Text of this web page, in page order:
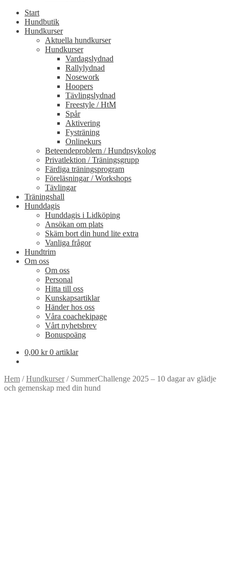
Start
Hundbutik
Hundkurser
Aktuella hundkurser
Hundkurser
Vardagslydnad
Rallylydnad
Nosework
Hoopers
Tävlingslydnad
Freestyle / HtM
Spår
Aktivering
Fysträning
Onlinekurs
Beteendeproblem / Hundpsykolog
Privatlektion / Träningsgrupp
Färdiga träningsprogram
Föreläsningar / Workshops
Tävlingar
Träningshall
Hunddagis
Hunddagis i Lidköping
Ansökan om plats
Skäm bort din hund lite extra
Vanliga frågor
Hundtrim
Om oss
Om oss
Personal
Hitta till oss
Kunskapsartiklar
Händer hos oss
Våra coachekipage
Vårt nyhetsbrev
Bonuspoäng
0,00 kr 0 artiklar
Hem /Hundkurser/ SummerChallenge 2025 – 10 dagar av glädje
och gemenskap med din hund